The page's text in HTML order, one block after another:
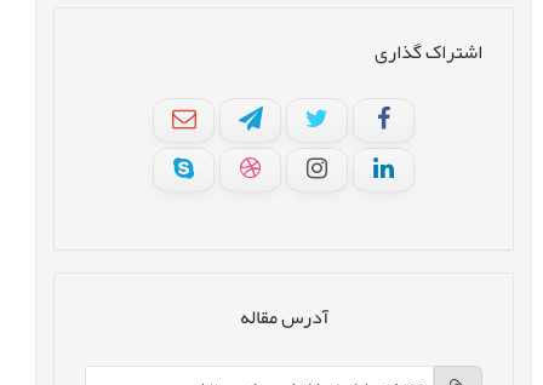
اشتراک گذاری
آدرس مقاله